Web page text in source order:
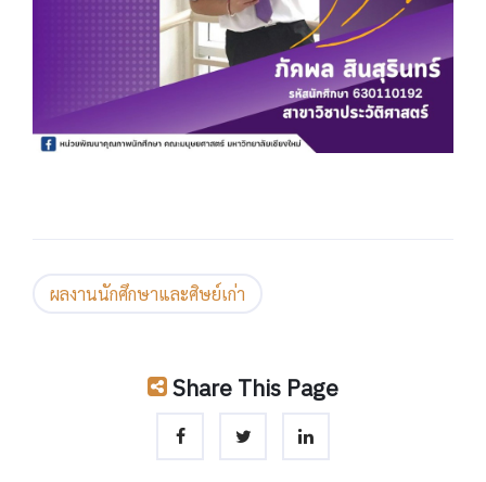
ผลงานนักศึกษาและศิษย์เก่า
Share This Page